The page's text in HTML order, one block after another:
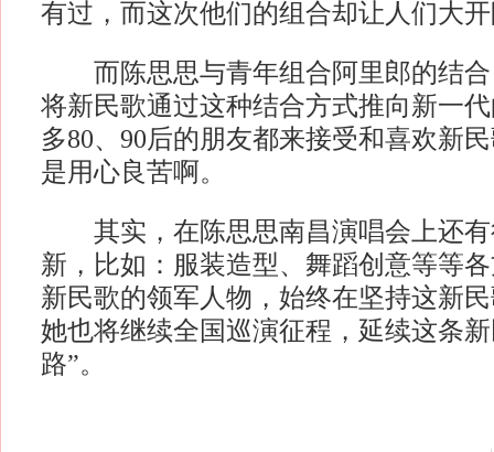
有过，而这次他们的组合却让人们大
而陈思思与青年组合阿里郎的结合
将新民歌通过这种结合方式推向新一
多80、90后的朋友都来接受和喜欢新
是用心良苦啊。
其实，在陈思思南昌演唱会上还有
新，比如：服装造型、舞蹈创意等等
新民歌的领军人物，始终在坚持这新
她也将继续全国巡演征程，延续这条
路”。